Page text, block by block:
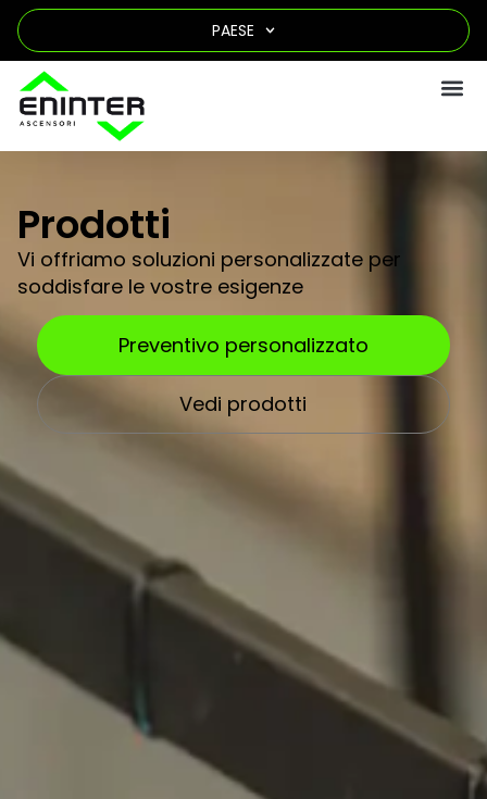
PAESE
Prodotti
Vi offriamo soluzioni personalizzate per
soddisfare le vostre esigenze
Preventivo personalizzato
Vedi prodotti